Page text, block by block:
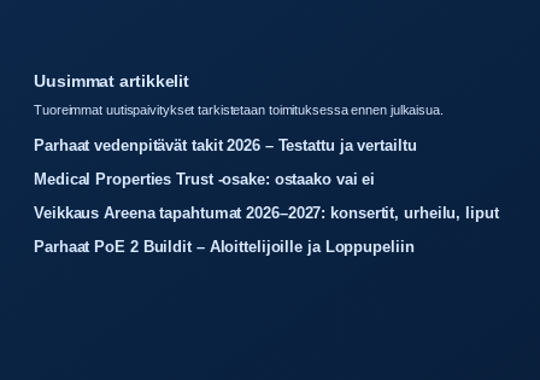
Uusimmat artikkelit
Tuoreimmat uutispaivitykset tarkistetaan toimituksessa ennen julkaisua.
Parhaat vedenpitävät takit 2026 – Testattu ja vertailtu
Medical Properties Trust -osake: ostaako vai ei
Veikkaus Areena tapahtumat 2026–2027: konsertit, urheilu, liput
Parhaat PoE 2 Buildit – Aloittelijoille ja Loppupeliin